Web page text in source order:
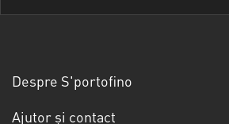
Despre S'portofino
Ajutor și contact